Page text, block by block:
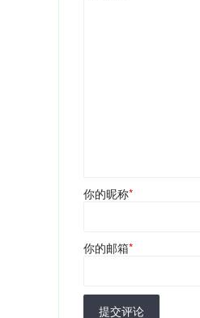
你的昵称*
你的邮箱*
提交评论